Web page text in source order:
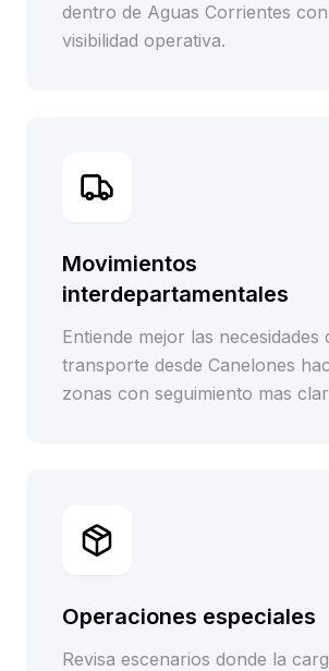
dentro de Aguas Corrientes
visibilidad operativa.
Movimientos
interdepartamentales
Entiende mejor las necesidades
transporte desde Canelones
zonas con seguimiento mas
Operaciones especiales
Revisa escenarios donde la